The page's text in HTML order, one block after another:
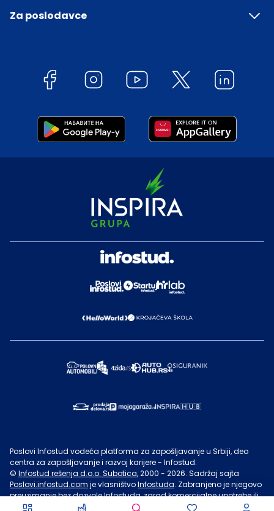
Za poslodavce
Poslovi Infostud vodeća platforma za zapošljavanje u Srbiji, deo
centra za zapošljavanje i razvoj karijere - Infostud.
© Infostud rešenja d.o.o. Subotica, 2000 - 2026. Sadržaj sajta
Poslovi.infostud.com je vlasništvoInfostuda. Zabranjeno je njegovo
preuzimanje bez dozvoleInfostuda, zarad komercijalne upotrebe ili
u druge svrhe, osim za lične potrebe posetilaca sajta.